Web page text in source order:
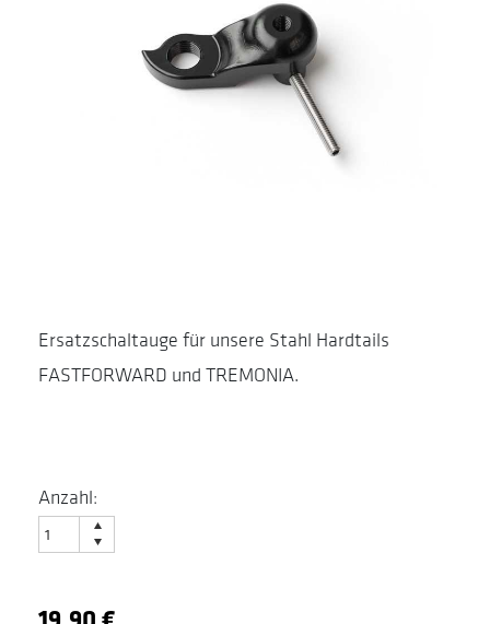
Ersatzschaltauge für unsere Stahl Hardtails
FASTFORWARD und TREMONIA.
Anzahl: